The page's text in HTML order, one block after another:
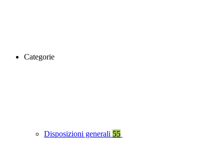
Categorie
Disposizioni generali 55